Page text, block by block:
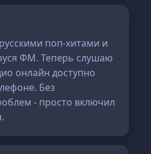
поп-хитами и
ФМ. Теперь слушаю
онлайн доступно
Без
- просто включил